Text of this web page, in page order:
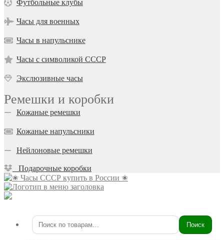
Футбольные клубы
Часы для военных
Часы в напульснике
Часы с символикой СССР
Экслюзивные часы
Ремешки и коробки
Кожаные ремешки
Кожаные напульсники
Нейлоновые ремешки
Подарочные коробки
Искать: Поиск